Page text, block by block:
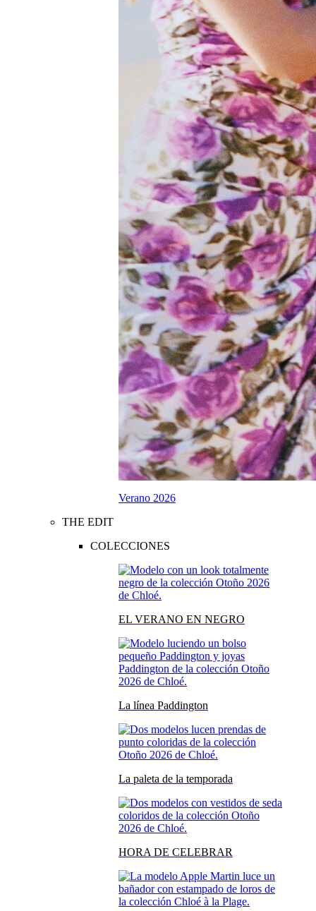
Verano 2026
THE EDIT
COLECCIONES
EL VERANO EN NEGRO
La línea Paddington
La paleta de la temporada
HORA DE CELEBRAR